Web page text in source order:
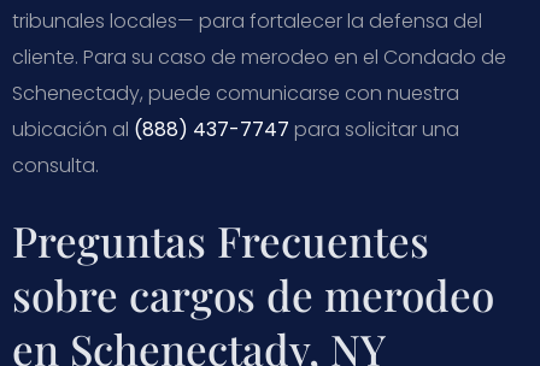
tribunales locales— para fortalecer la defensa del
cliente. Para su caso de merodeo en el Condado de
Schenectady, puede comunicarse con nuestra
ubicación al (888) 437-7747 para solicitar una
consulta.
Preguntas Frecuentes
sobre cargos de merodeo
en Schenectady, NY